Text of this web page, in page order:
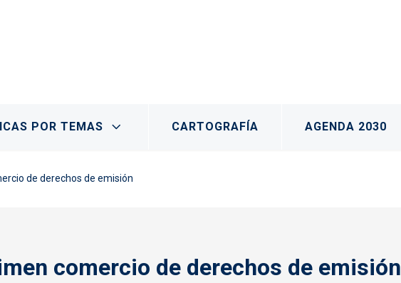
POR TEMAS CARTOGRAFÍA AGENDA 2030
de derechos de emisión
comercio de derechos de emisión